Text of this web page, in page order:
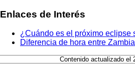
Enlaces de Interés
¿Cuándo es el próximo eclipse
Diferencia de hora entre
Contenido actualizado el